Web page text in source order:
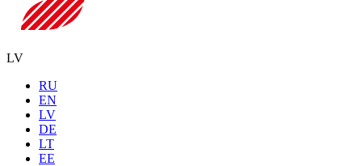
LV
RU
EN
LV
DE
LT
EE